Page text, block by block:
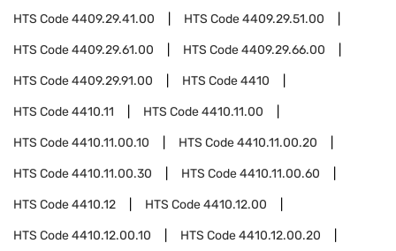
HTS Code4409.29.41.00 HTS Code4409.29.51.00
HTS Code4409.29.61.00 HTS Code4409.29.66.00
HTS Code4409.29.91.00 HTS Code4410
HTS Code4410.11 HTS Code4410.11.00
HTS Code4410.11.00.10 HTS Code4410.11.00.20
HTS Code4410.11.00.30 HTS Code4410.11.00.60
HTS Code4410.12 HTS Code4410.12.00
HTS Code4410.12.00.10 HTS Code4410.12.00.20